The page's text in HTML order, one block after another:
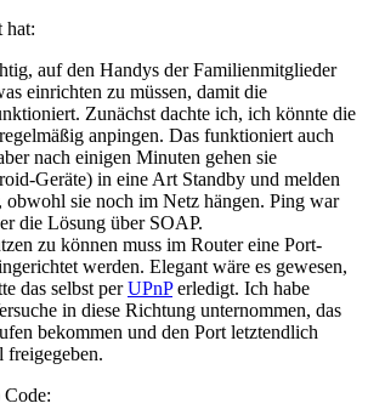
hat:
auf den Handys der Familienmitglieder
einrichten zu müssen, damit die
Zunächst dachte ich, ich könnte die
anpingen. Das funktioniert auch
nach einigen Minuten gehen sie
Geräte) in eine Art Standby und melden
obwohl sie noch im Netz hängen. Ping war
die Lösung über SOAP.
zu können muss im Router eine Port-
werden. Elegant wäre es gewesen,
das selbst perUPnPerledigt. Ich habe
in diese Richtung unternommen, das
bekommen und den Port letztendlich
freigegeben.